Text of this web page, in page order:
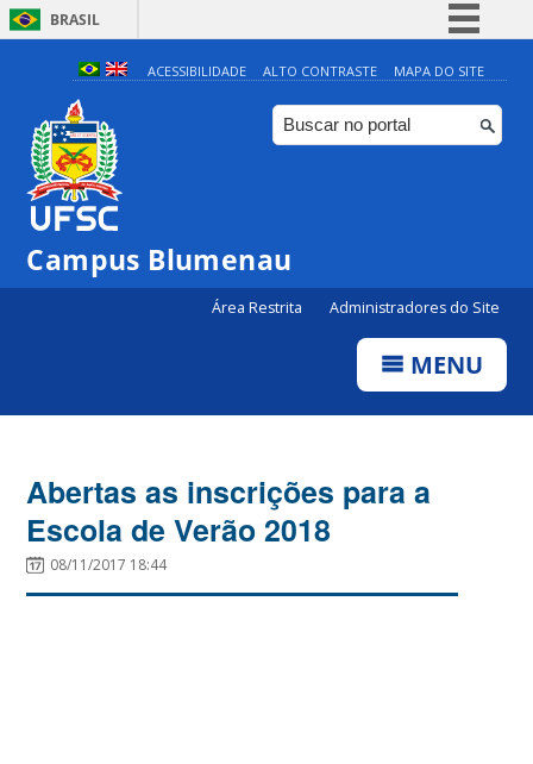
BRASIL
Simplifique!
Comunica BR
Participe
ACESSIBILIDADE ALTO CONTRASTE MAPA DO SITE
Campus Blumenau
Área Restrita Administradores do Site
MENU
Abertas as inscrições para a
Escola de Verão 2018
08/11/2017 18:44